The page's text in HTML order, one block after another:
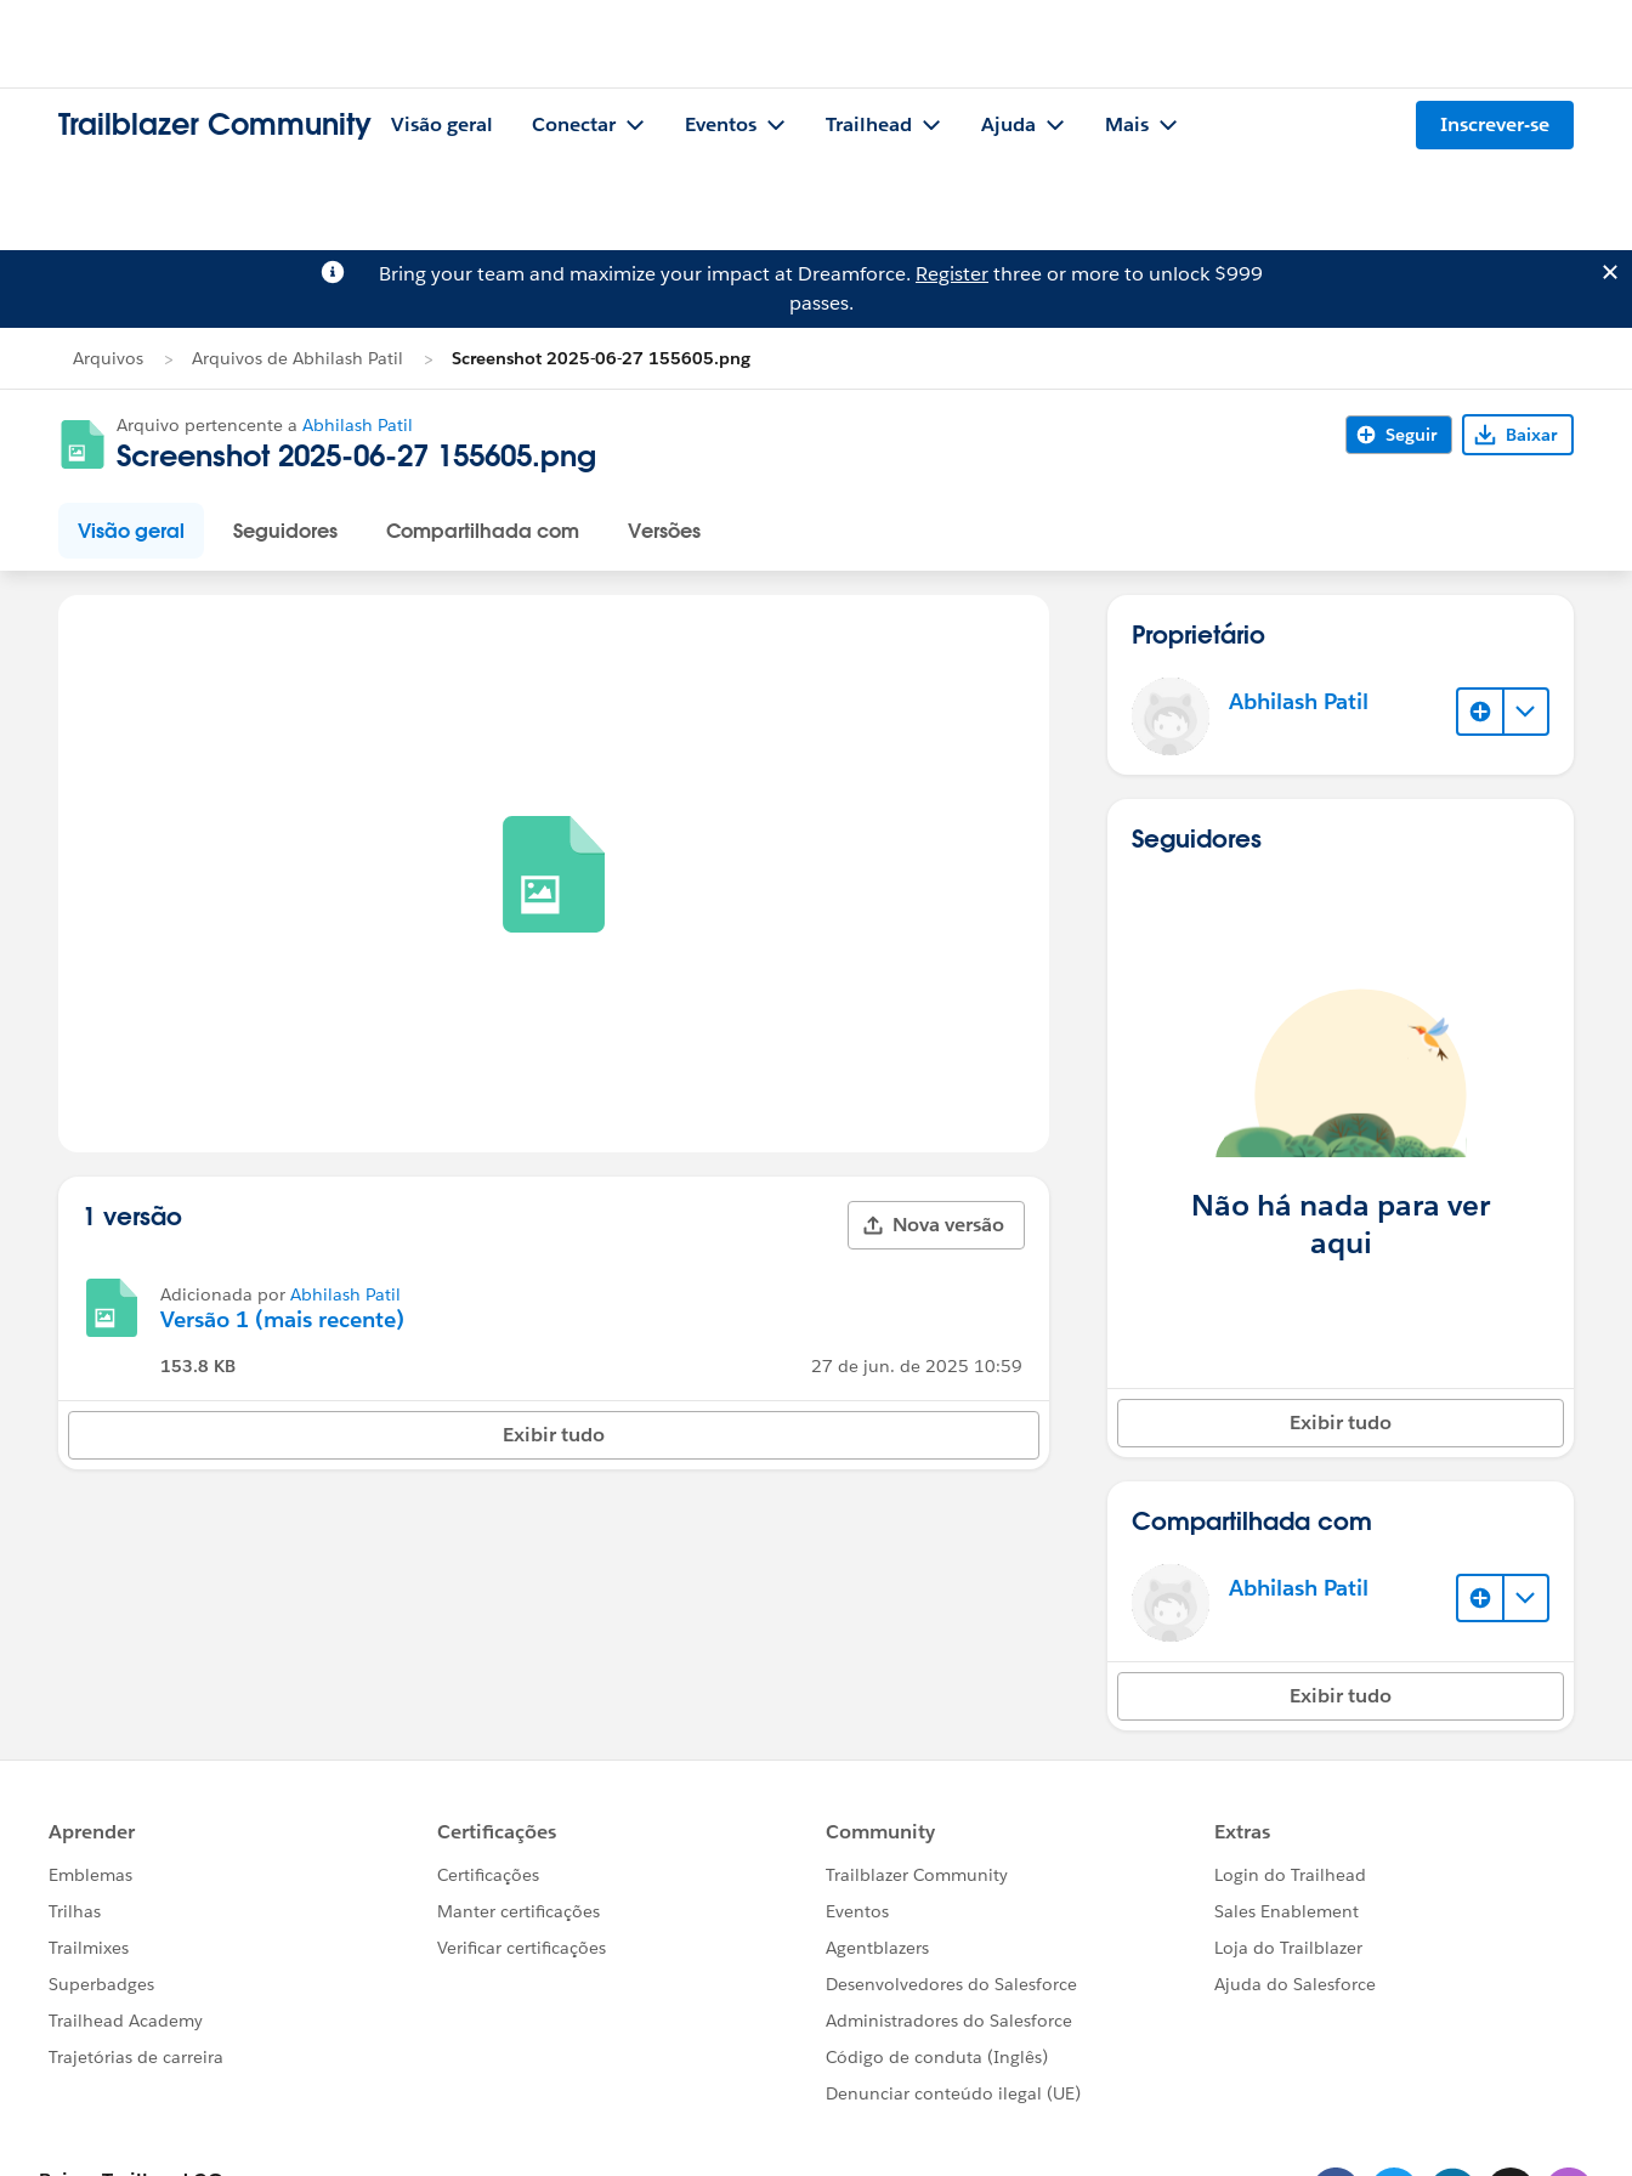
Trailblazer Community Visão geral Conectar Eventos Trailhead Ajuda Mais Inscrever-se
Bring your team and maximize your impact at Dreamforce. Registerthree or more to unlock $999
passes.
Arquivos Arquivos de Abhilash Patil Screenshot 2025-06-27 155605.png
Arquivo pertencente a Abhilash Patil
Screenshot 2025-06-27 155605.png
Seguir Baixar
Visão geral Seguidores Compartilhada com Versões
1 versão Nova versão
Adicionada por Abhilash Patil
Versão 1 (mais recente)
153.8 KB 27 de jun. de 2025 10:59
Exibir tudo
Proprietário
Abhilash Patil
Seguidores
Não há nada para ver
aqui
Exibir tudo
Compartilhada com
Abhilash Patil
Exibir tudo